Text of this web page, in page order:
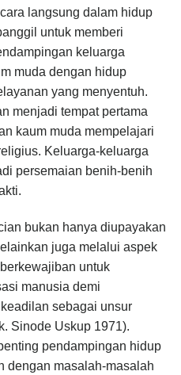
langsung dalam hidup
untuk memberi
keluarga
muda dengan hidup
yang menyentuh.
menjadi tempat pertama
kaum muda mempelajari
Keluarga-keluarga
persemaian benih-benih
bukan hanya diupayakan
juga melalui aspek
untuk
manusia demi
sebagai unsur
Sinode Uskup 1971).
pendampingan hidup
dengan masalah-masalah